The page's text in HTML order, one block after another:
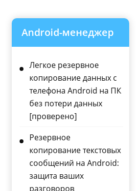
Android-менеджер
Легкое резервное
копирование данных с
телефона Android на ПК
без потери данных
[проверено]
Резервное
копирование текстовых
сообщений на Android:
защита ваших
разговоров